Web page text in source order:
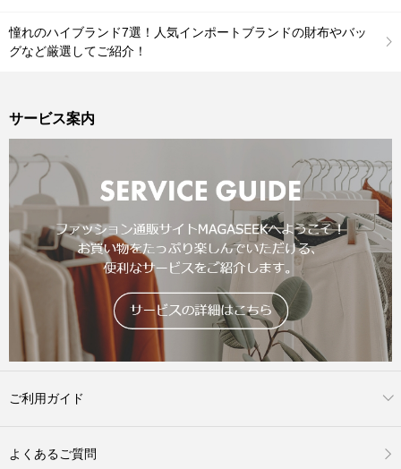
憧れのハイブランド7選！人気インポートブランドの財布やバッ
グなど厳選してご紹介！
サービス案内
ご利用ガイド
よくあるご質問